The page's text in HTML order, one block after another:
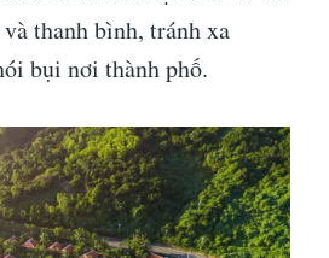
thanh bình, tránh xa
bụi nơi thành phố.